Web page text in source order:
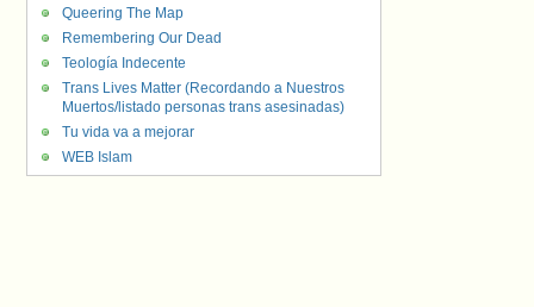
Queering The Map
Remembering Our Dead
Teología Indecente
Trans Lives Matter (Recordando a Nuestros
Muertos/listado personas trans asesinadas)
Tu vida va a mejorar
WEB Islam